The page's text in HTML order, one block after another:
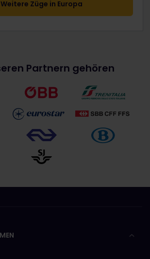
Weitere Züge in Europa
Partnern gehören